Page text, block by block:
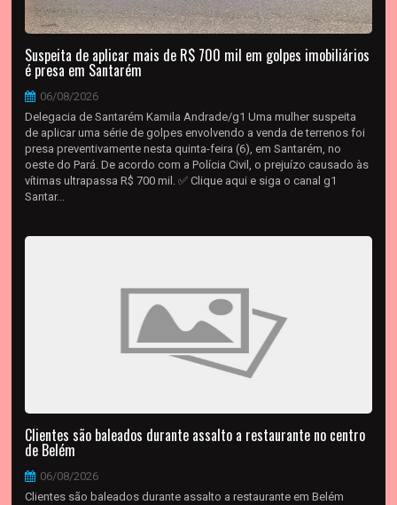
Suspeita de aplicar mais de R$ 700 mil em golpes imobiliários
é presa em Santarém
06/08/2026
Delegacia de Santarém Kamila Andrade/g1 Uma mulher suspeita
de aplicar uma série de golpes envolvendo a venda de terrenos foi
presa preventivamente nesta quinta-feira (6), em Santarém, no
oeste do Pará. De acordo com a Polícia Civil, o prejuízo causado às
vítimas ultrapassa R$ 700 mil. ✅ Clique aqui e siga o canal g1
Santar...
Clientes são baleados durante assalto a restaurante no centro
de Belém
06/08/2026
Clientes são baleados durante assalto a restaurante em Belém